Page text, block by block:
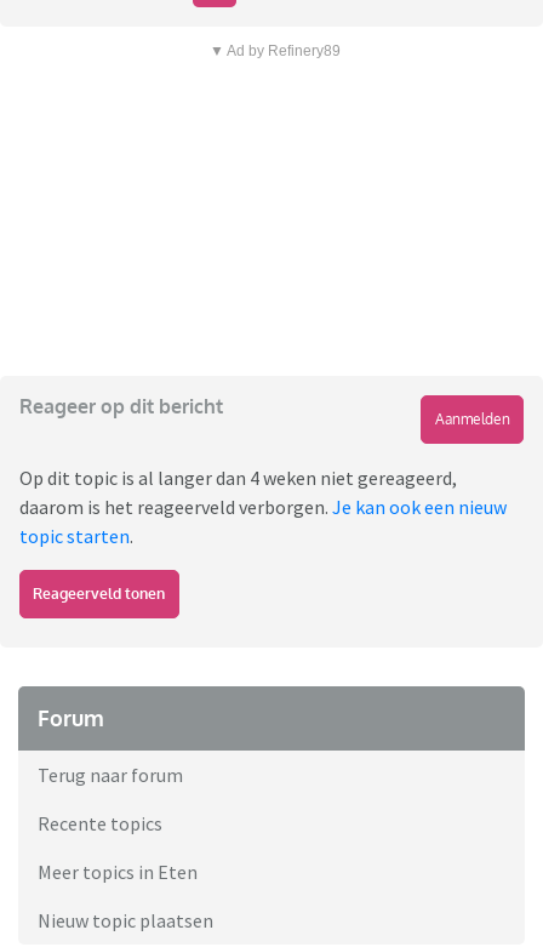
▼ Ad by Refinery89
Reageer op dit bericht
Aanmelden
Op dit topic is al langer dan 4 weken niet gereageerd,
daarom is het reageerveld verborgen. Je kan ook een nieuw
topic starten.
Reageerveld tonen
Forum
Terug naar forum
Recente topics
Meer topics in Eten
Nieuw topic plaatsen